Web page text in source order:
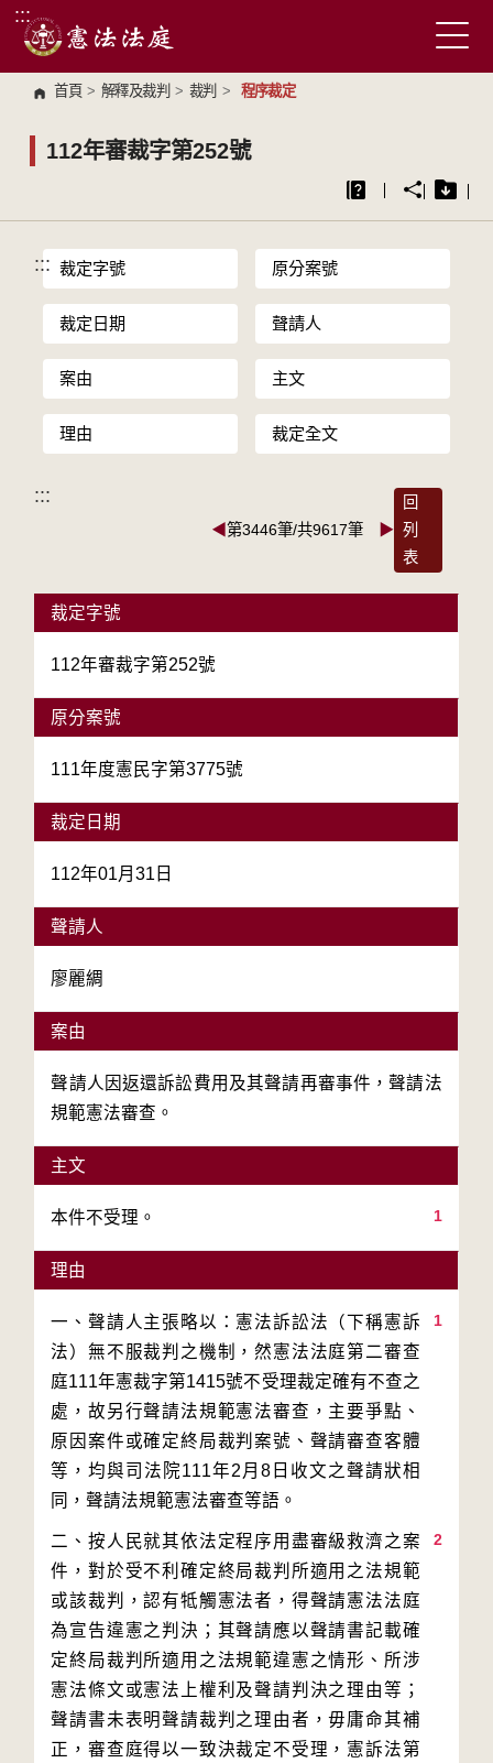
跳到主要內容區塊
:::
首頁 > 解釋及裁判 > 裁判 > 程序裁定
112年審裁字第252號
::: 裁定字號 原分案號
裁定日期 聲請人
案由 主文
理由 裁定全文
:::
◀第3446筆/共9617筆 ▶
回
列
表
裁定字號
112年審裁字第252號
原分案號
111年度憲民字第3775號
裁定日期
112年01月31日
聲請人
廖麗綢
案由
聲請人因返還訴訟費用及其聲請再審事件，聲請法
規範憲法審查。
主文
1
本件不受理。
理由
1
一、聲請人主張略以：憲法訴訟法（下稱憲訴
法）無不服裁判之機制，然憲法法庭第二審查
庭111年憲裁字第1415號不受理裁定確有不查之
處，故另行聲請法規範憲法審查，主要爭點、
原因案件或確定終局裁判案號、聲請審查客體
等，均與司法院111年2月8日收文之聲請狀相
2
二、按人民就其依法定程序用盡審級救濟之案
件，對於受不利確定終局裁判所適用之法規範
或該裁判，認有牴觸憲法者，得聲請憲法法庭
為宣告違憲之判決；其聲請應以聲請書記載確
定終局裁判所適用之法規範違憲之情形、所涉
憲法條文或憲法上權利及聲請判決之理由等；
聲請書未表明聲請裁判之理由者，毋庸命其補
正，審查庭得以一致決裁定不受理，憲訴法第